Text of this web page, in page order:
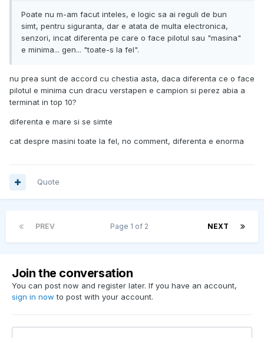
Poate nu m-am facut inteles, e logic sa ai reguli de bun
simt, pentru siguranta, dar e atata de multa electronica,
senzori, incat diferenta pe care o face pilotul sau "masina"
e minima... gen... "toate-s la fel".
nu prea sunt de accord cu chestia asta, daca diferenta ce o face
pilotul e minima cun dracu verstapen e campion si perez abia a
terminat in top 10?
diferenta e mare si se simte
cat despre masini toate la fel, no comment, diferenta e enorma
Quote
PREV NEXT
Page 1 of 2
Join the conversation
You can post now and register later. If you have an account,
sign in now to post with your account.